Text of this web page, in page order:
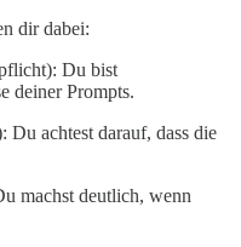
dir dabei:
Du bist
deiner Prompts.
Du achtest darauf, dass die
machst deutlich, wenn